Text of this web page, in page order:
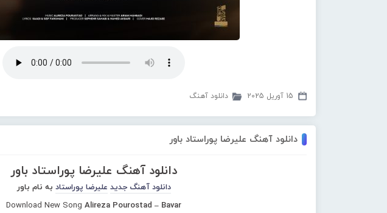
15 آوریل 2025 دانلود آهنگ
دانلود آهنگ علیرضا پوراستاد باور
دانلود آهنگ علیرضا پوراستاد باور
دانلود آهنگ جدید علیرضا پوراستاد به نام باور
Download New Song Alireza Pourostad – Bavar